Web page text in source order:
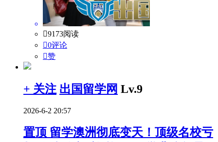
9173阅读
0评论
赞
+ 关注 出国留学网 Lv.9
2026-6-2 20:57
置顶 留学澳洲彻底变天！顶级名校亏